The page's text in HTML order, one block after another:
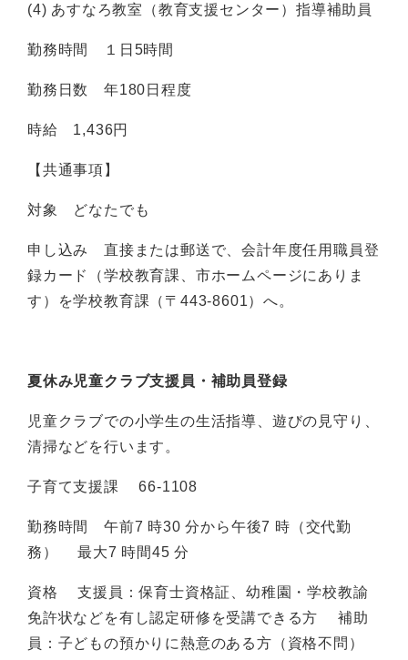
(4) あすなろ教室（教育支援センター）指導補助員
勤務時間 １日5時間
勤務日数 年180日程度
時給 1,436円
【共通事項】
対象 どなたでも
申し込み 直接または郵送で、会計年度任用職員登
録カード（学校教育課、市ホームページにありま
す）を学校教育課（〒443-8601）へ。
夏休み児童クラブ支援員・補助員登録
児童クラブでの小学生の生活指導、遊びの見守り、
清掃などを行います。
子育て支援課 66-1108
勤務時間 午前7 時30 分から午後7 時（交代勤
務） 最大7 時間45 分
資格 支援員：保育士資格証、幼稚園・学校教諭
免許状などを有し認定研修を受講できる方 補助
員：子どもの預かりに熱意のある方（資格不問）